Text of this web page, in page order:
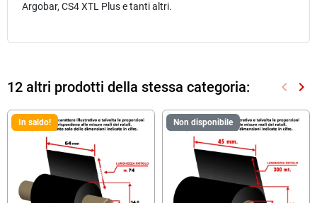
Argobar, CS4 XTL Plus e tanti altri.
12 altri prodotti della stessa categoria: keyboard_arrow_left keyboard_arrow_right
In saldo! Non disponibile